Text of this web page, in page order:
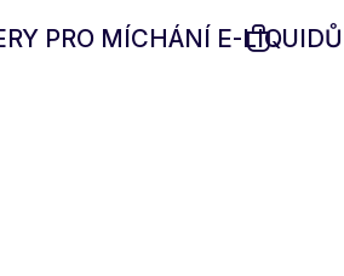
PRO MÍCHÁNÍ E-LIQUIDŮ